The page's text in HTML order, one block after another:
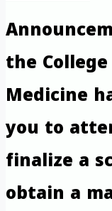
the
Medicine
you to
finalize a
obtain a